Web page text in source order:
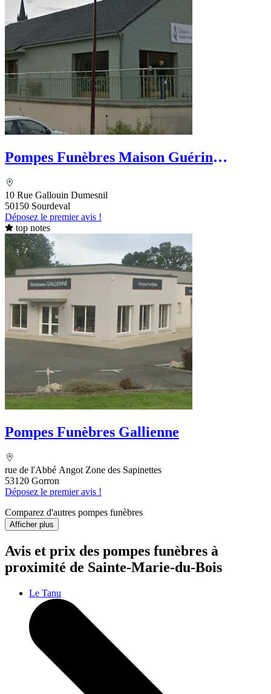
Pompes Funèbres Maison Guérin
10 Rue Gallouin Dumesnil
50150 Sourdeval
Déposez le premier avis !
top notes
Pompes Funèbres Gallienne
rue de l'Abbé Angot Zone des Sapinettes
53120 Gorron
Déposez le premier avis !
Comparez d'autres pompes funèbres
Afficher plus
Avis et prix des pompes funèbres à
proximité de Sainte-Marie-du-Bois
Le Tanu